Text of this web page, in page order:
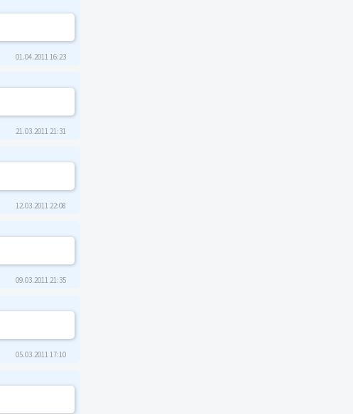
01.04.2011 16:23
21.03.2011 21:31
12.03.2011 22:08
09.03.2011 21:35
05.03.2011 17:10